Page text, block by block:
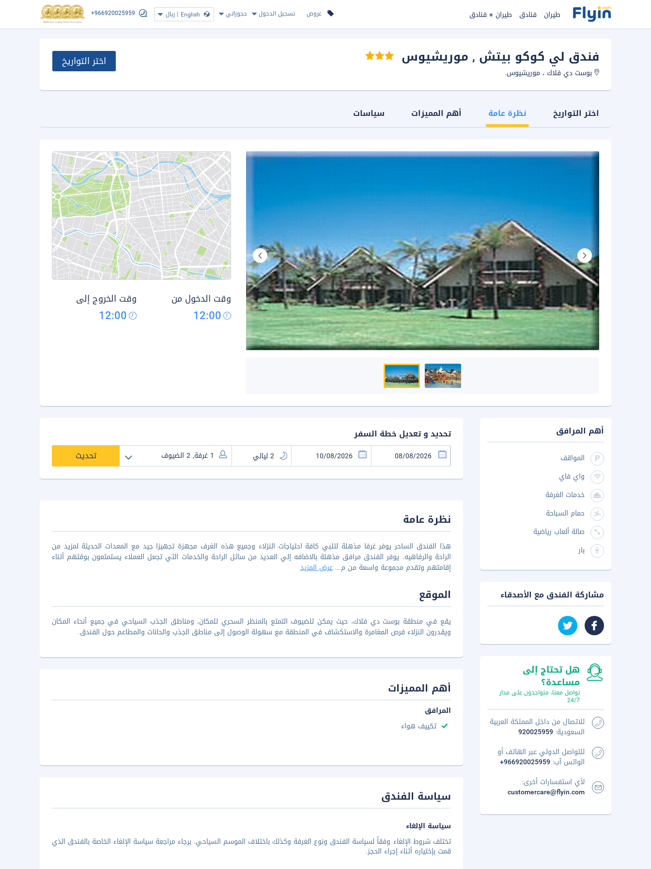
عروض تسجيل الدخول حجوزاتي English
| ريال +966920025959 طيران فنادق طيران + فنادق
فندق لي كوكو بيتش , موريشيوس
بوست دي فلاك ، موريشيوس.
اختر التواريخ
اختر التواريخ نظرة عامة أهم المميزات سياسات
وقت الدخول من
12:00
وقت الخروج إلى
12:00
تحديد و تعديل خطة السفر
تحديث
نظرة عامة
هذا الفندق الساحر يوفر غرفا مذهلة لتلبي كافة احتياجات النزلاء وجميع هذه الغرف مجهزة تجهيزا جيد مع المعدات الحديثة لمزيد من
الراحة والرفاهيه. يوفر الفندق مرافق مذهلة بالاضافه إلي العديد من سائل الراحة والخدمات التي تجعل العملاء يستمتعون بوقتهم أثناء
إقامتهم وتقدم مجموعة واسعة من م...عرض المزيد
الموقع
يقع في منطقة بوست دي فلاك، حيث يمكن للضيوف التمتع بالمنظر السحري للمكان، ومناطق الجذب السياحي في جميع أنحاء المكان
ويقدرون النزلاء فرص المغامرة والاستكشاف في المنطقة مع سهولة الوصول إلى مناطق الجذب والحانات والمطاعم حول الفندق.
أهم المميزات
المرافق
تكييف هواء
سياسة الفندق
سياسة الإلغاء
تختلف شروط الإلغاء وفقاً لسياسة الفندق ونوع الغرفة وكذلك باختلاف الموسم السياحي. برجاء مراجعة سياسة الإلغاء الخاصة بالفندق الذي
قمت بإختياره أثناء إجراء الحجز.
أهم المرافق
المواقف
واي فاي
خدمات الغرفة
حمام السباحة
صالة ألعاب رياضية
بار
مشاركة الفندق مع الأصدقاء
هل تحتاج إلى
مساعدة؟
تواصل معنا، متواجدون على مدار
24/7
للاتصال من داخل المملكة العربية
السعودية: 920025959
للتواصل الدولي عبر الهاتف أو
الواتس آب: +966920025959
لأي استفسارات أخرى:
customercare@flyin.com